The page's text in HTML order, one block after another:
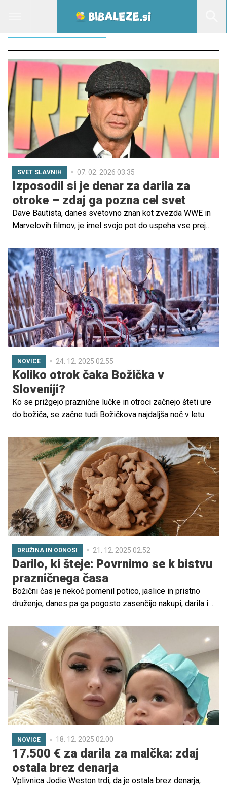
BOŽIČNA DARILA
SVET SLAVNIH 07. 02. 2026 03.35
Izposodil si je denar za darila za
otroke – zdaj ga pozna cel svet
Dave Bautista, danes svetovno znan kot zvezda WWE in
Marvelovih filmov, je imel svojo pot do uspeha vse prej
hollywoodski igralec, se je znašel v hudi finančni stiski, ki
ga je skoraj zlomila – a ga je hkrati motivirala, da poskrbi
za svojo družino.
NOVICE 24. 12. 2025 02.55
Koliko otrok čaka Božička v
Sloveniji?
Ko se prižgejo praznične lučke in otroci začnejo šteti ure
do božiča, se začne tudi Božičkova najdaljša noč v letu.
DRUŽINA IN ODNOSI 21. 12. 2025 02.52
Darilo, ki šteje: Povrnimo se k bistvu
prazničnega časa
Božični čas je nekoč pomenil potico, jaslice in pristno
druženje, danes pa ga pogosto zasenčijo nakupi, darila in
hiša okrašena, pomembno je, kakšno je življenje v njej",
antropolog dr. Dan Podjed pa dodaja, da "je največje
darilo, ki ga lahko damo bližnjim, čas in pozornost". Ste
pripravljeni letos praznovati drugače? Bolj umirjeno,
pristno, sproščeno, nepopolno? Tako, kot so praznovali
naši predniki?
NOVICE 18. 12. 2025 02.00
17.500 € za darila za malčka: zdaj
ostala brez denarja
Vplivnica Jodie Weston trdi, da je ostala brez denarja,